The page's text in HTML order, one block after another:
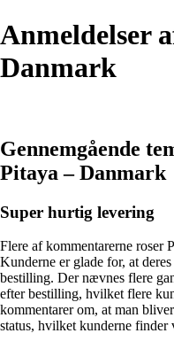
Anmeldelser
Danmark
Gennemgående
Pitaya – Danmark
Super hurtig levering
Flere af kommentarerne roser
Kunderne er glade for, at
bestilling. Der nævnes flere
efter bestilling, hvilket flere
kommentarer om, at man
status, hvilket kunderne finder